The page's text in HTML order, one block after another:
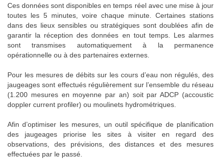
Ces données sont disponibles en temps réel avec une mise à jour
toutes les 5 minutes, voire chaque minute. Certaines stations
dans des lieux sensibles ou stratégiques sont doublées afin de
garantir la réception des données en tout temps. Les alarmes
sont transmises automatiquement à la permanence
opérationnelle ou à des partenaires externes.
Pour les mesures de débits sur les cours d’eau non régulés, des
jaugeages sont effectués régulièrement sur l’ensemble du réseau
(1.200 mesures en moyenne par an) soit par ADCP (accoustic
doppler current profiler) ou moulinets hydrométriques.
Afin d’optimiser les mesures, un outil spécifique de planification
des jaugeages priorise les sites à visiter en regard des
observations, des prévisions, des distances et des mesures
effectuées par le passé.